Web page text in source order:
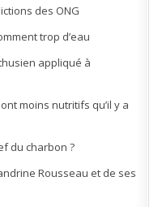
des ONG
trop d’eau
appliqué à
moins nutritifs qu’il y a
du charbon ?
Rousseau et de ses